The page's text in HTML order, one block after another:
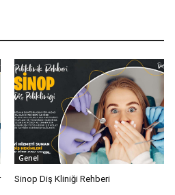
Genel
Sinop Diş Kliniği Rehberi